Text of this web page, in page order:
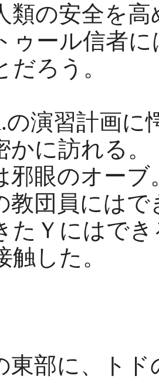
の安全を高
ゥール信者
ろう。
演習計画に
に訪れる。
眼のオーブ
団員にはで
たＹにはで
した。
部に、トド